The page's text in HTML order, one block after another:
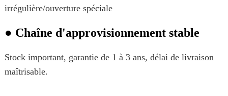
irrégulière/ouverture spéciale
● Chaîne d'approvisionnement stable
Stock important, garantie de 1 à 3 ans, délai de livraison
maîtrisable.